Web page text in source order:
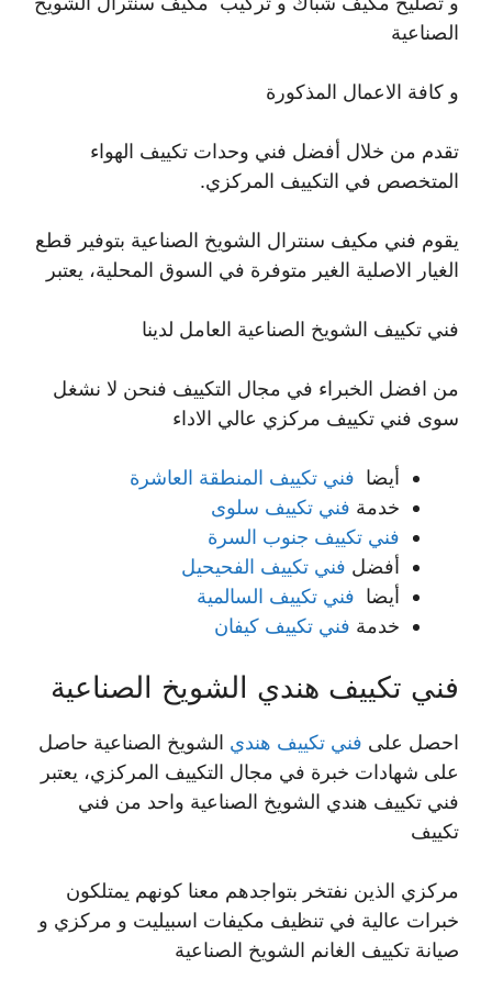
الصناعية
و كافة الاعمال المذكورة
تقدم من خلال أفضل فني وحدات تكييف الهواء
المتخصص في التكييف المركزي.
يقوم فني مكيف سنترال الشويخ الصناعية بتوفير قطع
الغيار الاصلية الغير متوفرة في السوق المحلية، يعتبر
فني تكييف الشويخ الصناعية العامل لدينا
من افضل الخبراء في مجال التكييف فنحن لا نشغل
سوى فني تكييف مركزي عالي الاداء
أيضا فني تكييف المنطقة العاشرة
خدمة فني تكييف سلوى
فني تكييف جنوب السرة
أفضل فني تكييف الفحيحيل
أيضا فني تكييف السالمية
خدمة فني تكييف كيفان
فني تكييف هندي الشويخ الصناعية
احصل على فني تكييف هندي الشويخ الصناعية حاصل
على شهادات خبرة في مجال التكييف المركزي، يعتبر
فني تكييف هندي الشويخ الصناعية واحد من فني
تكييف
مركزي الذين نفتخر بتواجدهم معنا كونهم يمتلكون
خبرات عالية في تنظيف مكيفات اسبيليت و مركزي و
صيانة تكييف الغانم الشويخ الصناعية